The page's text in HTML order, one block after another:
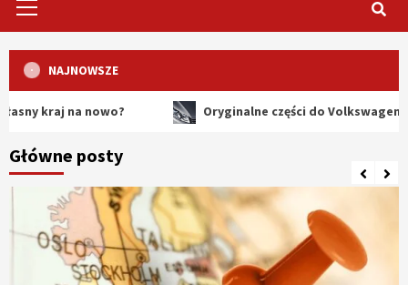
Menu
NAJNOWSZE
na nowo? Oryginalne części do Volkswagena –
Główne posty